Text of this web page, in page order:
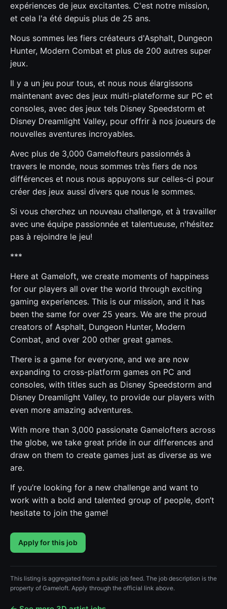
expériences de jeux excitantes. C'est notre mission,
et cela l'a été depuis plus de 25 ans.
Nous sommes les fiers créateurs d'Asphalt, Dungeon
Hunter, Modern Combat et plus de 200 autres super
jeux.
Il y a un jeu pour tous, et nous nous élargissons
maintenant avec des jeux multi-plateforme sur PC et
consoles, avec des jeux tels Disney Speedstorm et
Disney Dreamlight Valley, pour offrir à nos joueurs de
nouvelles aventures incroyables.
Avec plus de 3,000 Gamelofteurs passionnés à
travers le monde, nous sommes très fiers de nos
différences et nous nous appuyons sur celles-ci pour
créer des jeux aussi divers que nous le sommes.
Si vous cherchez un nouveau challenge, et à travailler
avec une équipe passionnée et talentueuse, n'hésitez
pas à rejoindre le jeu!
***
Here at Gameloft, we create moments of happiness
for our players all over the world through exciting
gaming experiences. This is our mission, and it has
been the same for over 25 years. We are the proud
creators of Asphalt, Dungeon Hunter, Modern
Combat, and over 200 other great games.
There is a game for everyone, and we are now
expanding to cross-platform games on PC and
consoles, with titles such as Disney Speedstorm and
Disney Dreamlight Valley, to provide our players with
even more amazing adventures.
With more than 3,000 passionate Gamelofters across
the globe, we take great pride in our differences and
draw on them to create games just as diverse as we
are.
If you’re looking for a new challenge and want to
work with a bold and talented group of people, don’t
hesitate to join the game!
Apply for this job
This listing is aggregated from a public job feed. The job description is the
property of Gameloft. Apply through the official link above.